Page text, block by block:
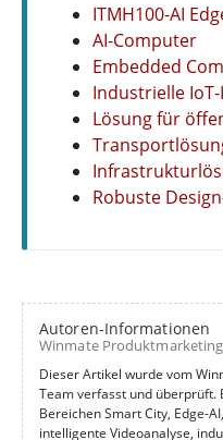
ITMH100-AI
AI-Computer
Embedded
Industrielle
Lösung für
Robuste
Autoren-Informationen
Winmate
Dieser Artikel wurde vom
Team verfasst und überprüft.
Bereichen Smart City, Edge-
intelligente Videoanalyse,